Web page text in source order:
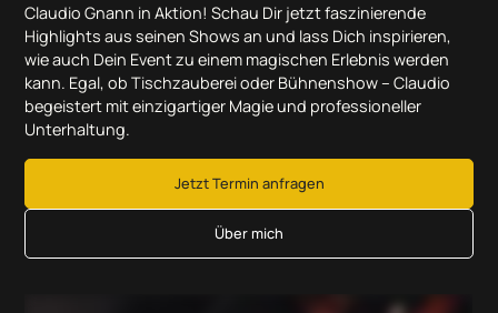
Claudio Gnann in Aktion! Schau Dir jetzt faszinierende
Highlights aus seinen Shows an und lass Dich inspirieren,
wie auch Dein Event zu einem magischen Erlebnis werden
kann. Egal, ob Tischzauberei oder Bühnenshow – Claudio
begeistert mit einzigartiger Magie und professioneller
Unterhaltung.
Jetzt Termin anfragen
Über mich